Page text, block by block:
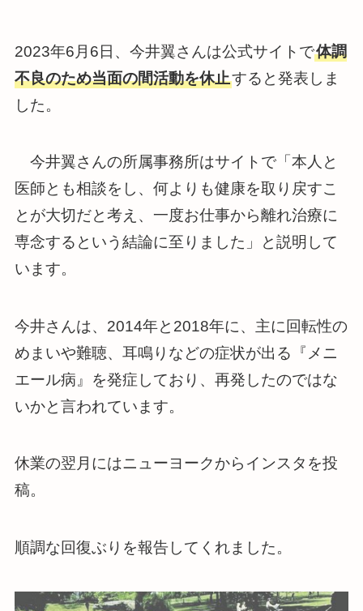
2023年6月6日、今井翼さんは公式サイトで体調
不良のため当面の間活動を休止すると発表しま
した。
今井翼さんの所属事務所はサイトで「本人と
医師とも相談をし、何よりも健康を取り戻すこ
とが大切だと考え、一度お仕事から離れ治療に
専念するという結論に至りました」と説明して
います。
今井さんは、2014年と2018年に、主に回転性の
めまいや難聴、耳鳴りなどの症状が出る『メニ
エール病』を発症しており、再発したのではな
いかと言われています。
休業の翌月にはニューヨークからインスタを投
稿。
順調な回復ぶりを報告してくれました。